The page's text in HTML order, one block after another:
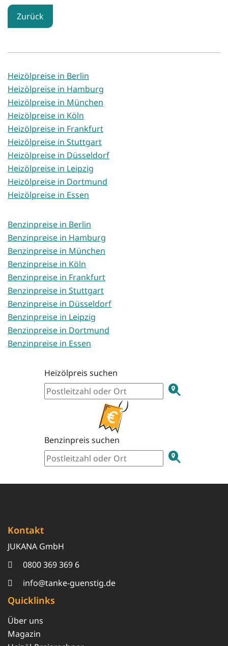
Zurück
Heizölpreise in Berlin
Heizölpreise in Hamburg
Heizölpreise in München
Heizölpreise in Köln
Heizölpreise in Frankfurt
Heizölpreise in Stuttgart
Heizölpreise in Düsseldorf
Heizölpreise in Leipzig
Heizölpreise in Dortmund
Heizölpreise in Essen
Benzinpreise in Berlin
Benzinpreise in Hamburg
Benzinpreise in München
Benzinpreise in Köln
Benzinpreise in Frankfurt
Benzinpreise in Stuttgart
Benzinpreise in Düsseldorf
Benzinpreise in Leipzig
Benzinpreise in Dortmund
Benzinpreise in Essen
Heizölpreis suchen
Benzinpreis suchen
Kontakt
JUKANA GmbH
0800 369 369 6
info@tanke-guenstig.de
Quicklinks
Über uns
Magazin